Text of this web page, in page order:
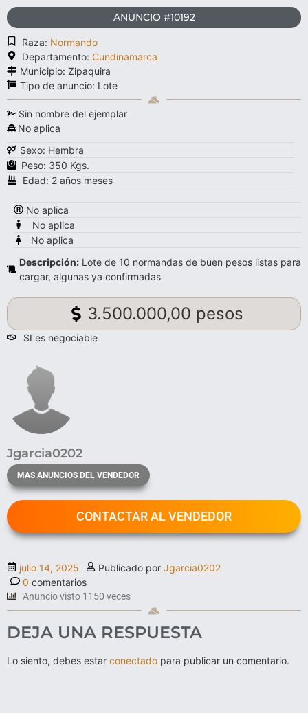
ANUNCIO #10192
Raza: Normando
Departamento: Cundinamarca
Municipio: Zipaquira
Tipo de anuncio: Lote
Sin nombre del ejemplar
No aplica
Sexo: Hembra
Peso: 350 Kgs.
Edad: 2 años meses
No aplica
No aplica
No aplica
Descripción: Lote de 10 normandas de buen pesos listas para
cargar, algunas ya confirmadas
3.500.000,00 pesos
SI es negociable
Jgarcia0202
MAS ANUNCIOS DEL VENDEDOR
CONTACTAR AL VENDEDOR
julio 14, 2025 Publicado por Jgarcia0202
0 comentarios
Anuncio visto 1150 veces
DEJA UNA RESPUESTA
Lo siento, debes estar conectado para publicar un comentario.